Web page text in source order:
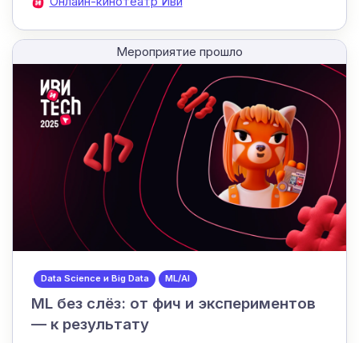
Мероприятие прошло
Data Science и Big Data ML/AI
ML без слёз: от фич и экспериментов
— к результату